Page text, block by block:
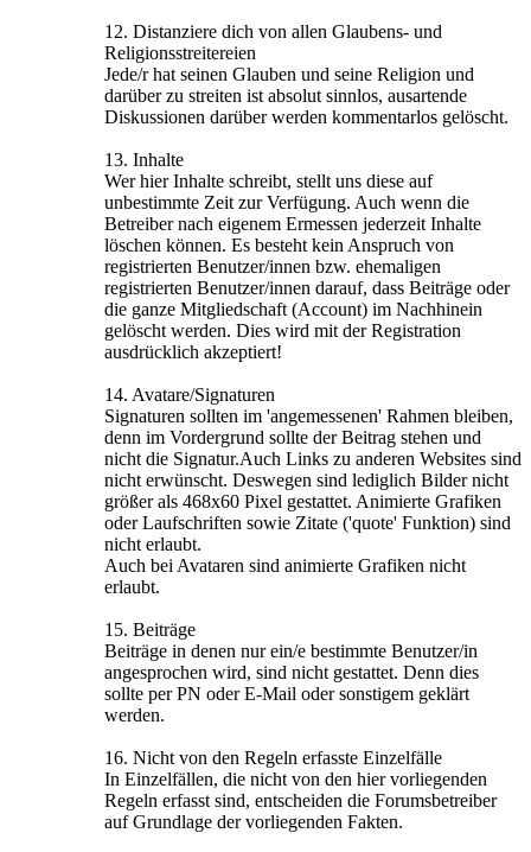
12. Distanziere dich von allen Glaubens- und
Religionsstreitereien
Jede/r hat seinen Glauben und seine Religion und
darüber zu streiten ist absolut sinnlos, ausartende
Diskussionen darüber werden kommentarlos gelöscht.
13. Inhalte
Wer hier Inhalte schreibt, stellt uns diese auf
unbestimmte Zeit zur Verfügung. Auch wenn die
Betreiber nach eigenem Ermessen jederzeit Inhalte
löschen können. Es besteht kein Anspruch von
registrierten Benutzer/innen bzw. ehemaligen
registrierten Benutzer/innen darauf, dass Beiträge oder
die ganze Mitgliedschaft (Account) im Nachhinein
gelöscht werden. Dies wird mit der Registration
ausdrücklich akzeptiert!
14. Avatare/Signaturen
Signaturen sollten im 'angemessenen' Rahmen bleiben,
denn im Vordergrund sollte der Beitrag stehen und
nicht die Signatur.Auch Links zu anderen Websites sind
nicht erwünscht. Deswegen sind lediglich Bilder nicht
größer als 468x60 Pixel gestattet. Animierte Grafiken
oder Laufschriften sowie Zitate ('quote' Funktion) sind
nicht erlaubt.
Auch bei Avataren sind animierte Grafiken nicht
erlaubt.
15. Beiträge
Beiträge in denen nur ein/e bestimmte Benutzer/in
angesprochen wird, sind nicht gestattet. Denn dies
sollte per PN oder E-Mail oder sonstigem geklärt
werden.
16. Nicht von den Regeln erfasste Einzelfälle
In Einzelfällen, die nicht von den hier vorliegenden
Regeln erfasst sind, entscheiden die Forumsbetreiber
auf Grundlage der vorliegenden Fakten.